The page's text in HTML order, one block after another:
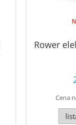
Rower
Cena